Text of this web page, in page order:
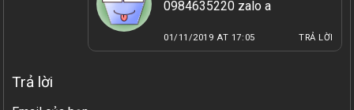
0984635220 zalo a
01/11/2019 AT 17:05 TRẢ LỜI
Trả lời